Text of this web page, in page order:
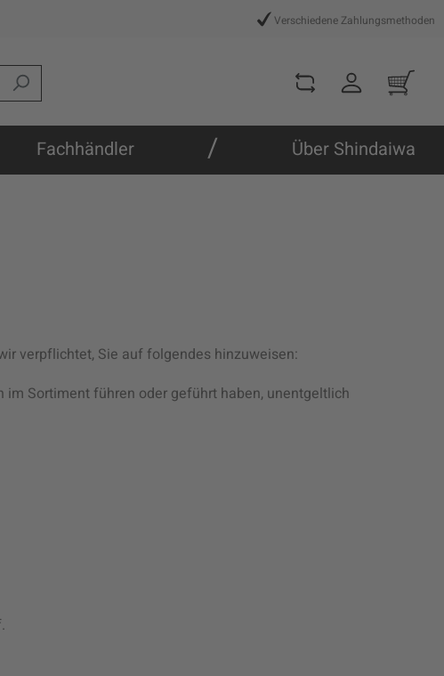
Verschiedene Zahlungsmethoden
Fachhändler / Über Shindaiwa
verpflichtet, Sie auf folgendes hinzuweisen:
Sortiment führen oder geführt haben, unentgeltlich